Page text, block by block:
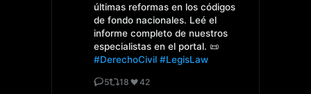
últimas reformas en los códigos
de fondo nacionales. Leé el
informe completo de nuestros
especialistas en el portal. 📜
#DerechoCivil #LegisLaw
5 18 42